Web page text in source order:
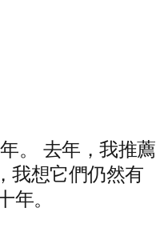
。 去年，我推薦
我想它們仍然有
年。